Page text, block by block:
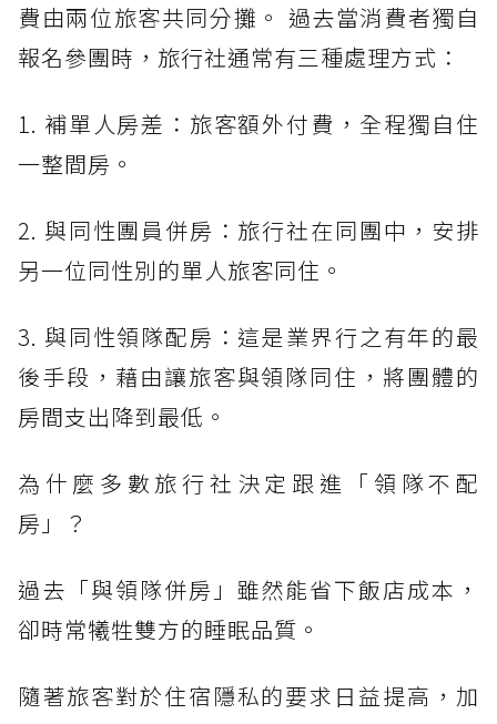
費由兩位旅客共同分攤。 過去當消費者獨自
報名參團時，旅行社通常有三種處理方式：
1. 補單人房差：旅客額外付費，全程獨自住
一整間房。
2. 與同性團員併房：旅行社在同團中，安排
另一位同性別的單人旅客同住。
3. 與同性領隊配房：這是業界行之有年的最
後手段，藉由讓旅客與領隊同住，將團體的
房間支出降到最低。
為什麼多數旅行社決定跟進「領隊不配
房」？
過去「與領隊併房」雖然能省下飯店成本，
卻時常犧牲雙方的睡眠品質。
隨著旅客對於住宿隱私的要求日益提高，加